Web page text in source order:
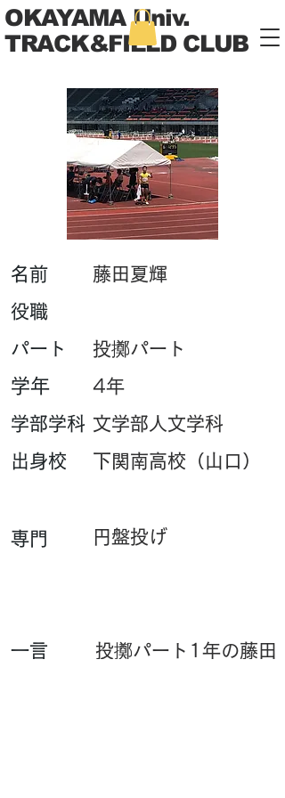
OKAYAMA Univ.
TRACK&FIELD CLUB
​名前
藤田夏輝
​役職
パート
学年
投擲パート
4年
​学部学科 文学部人文学科
​出身校
下関南高校（山口）
専門 円盤投げ
​一言
投擲パート1年の藤田